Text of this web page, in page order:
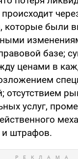
которые были
базе;
ценами в
отсутствием
услуг,
и штрафов.